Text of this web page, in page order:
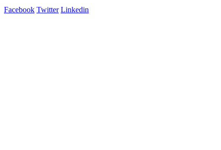
Facebook Twitter Linkedin